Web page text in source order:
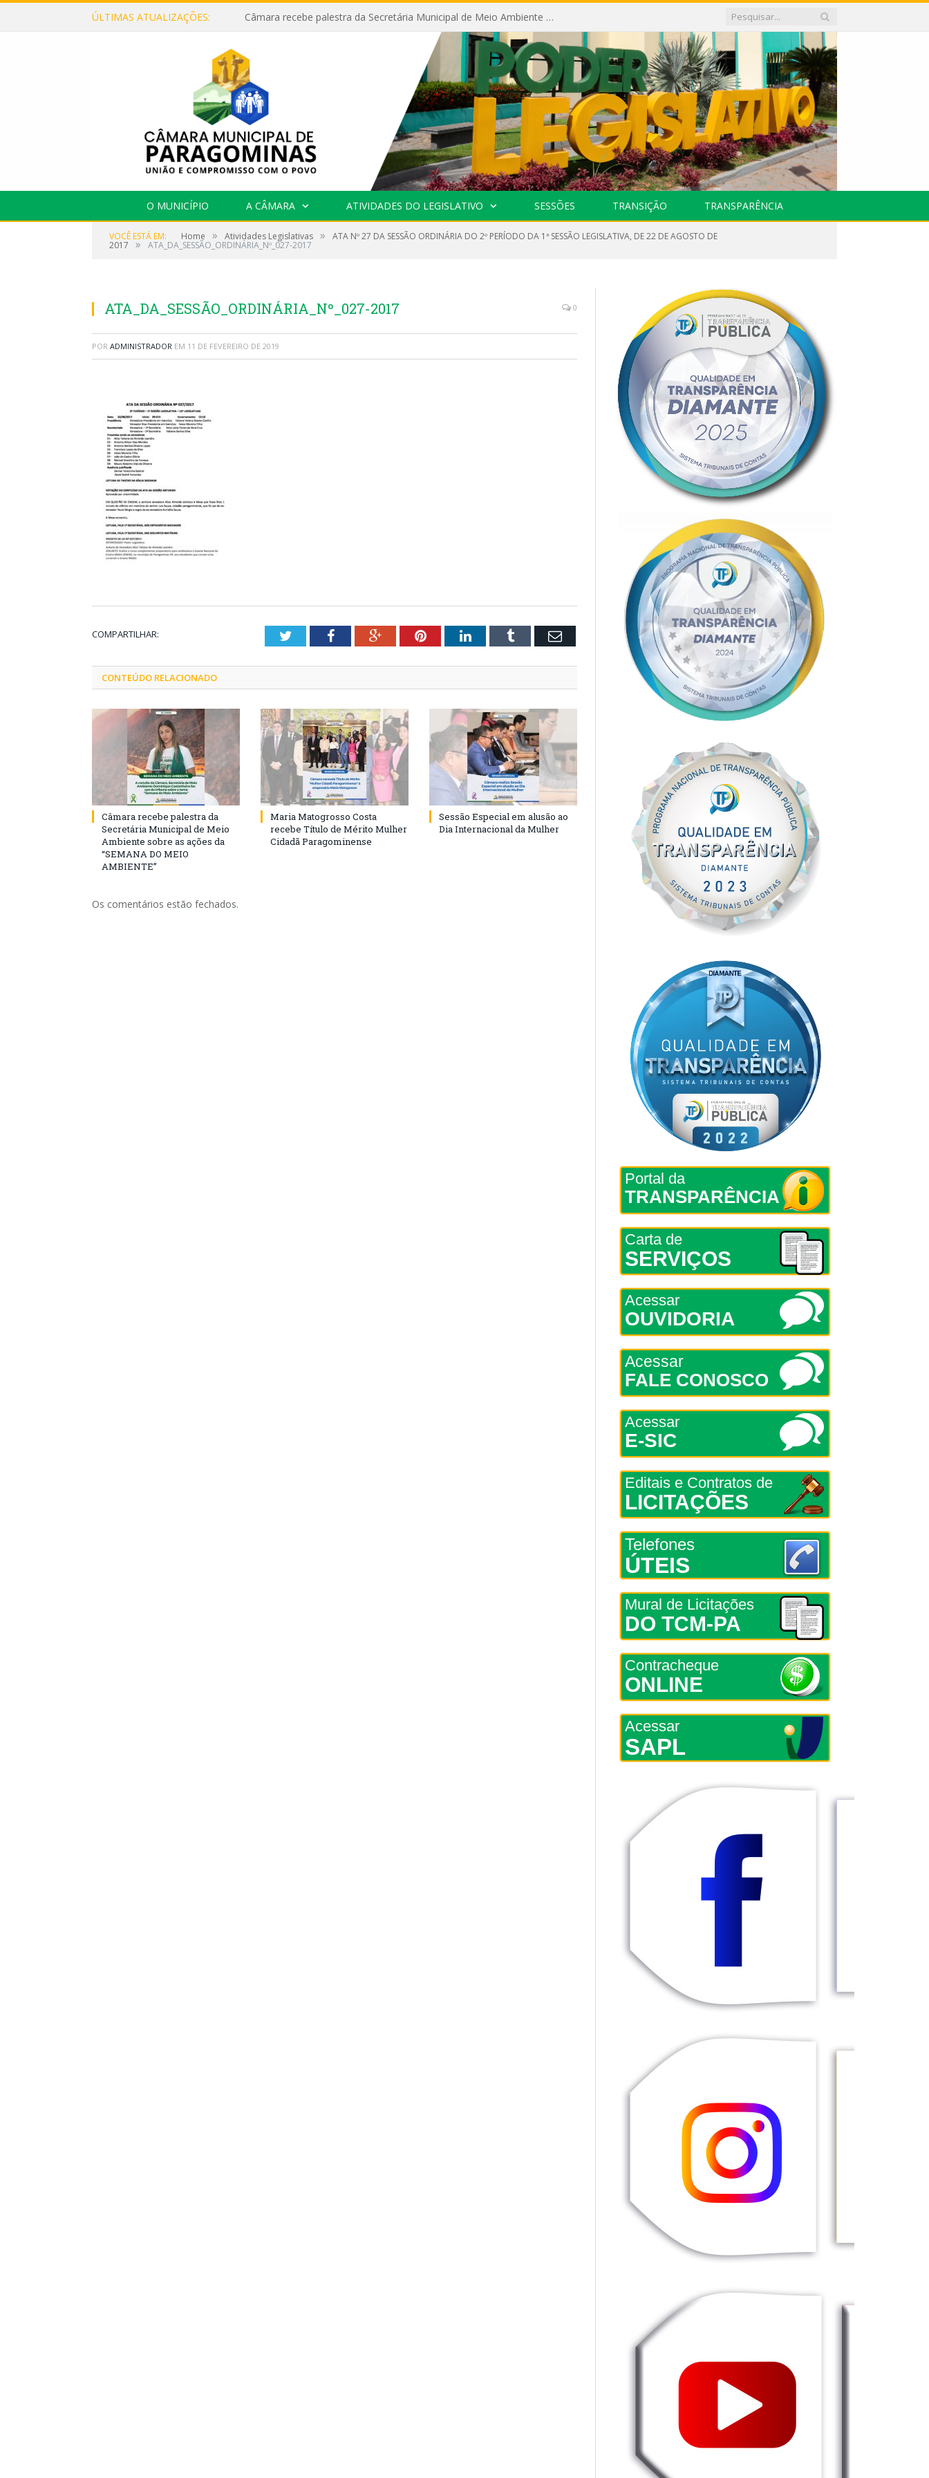
ÚLTIMAS ATUALIZAÇÕES: Câmara recebe palestra da Secretária Municipal de Meio Ambiente sobre as ações da “SEMANA DO MEIO AMBIENTE”
O MUNICÍPIO A CÂMARA ATIVIDADES DO LEGISLATIVO SESSÕES TRANSIÇÃO TRANSPARÊNCIA
VOCÊ ESTÁ EM: Home » Atividades Legislativas » ATA Nº 27 DA SESSÃO ORDINÁRIA DO 2º PERÍODO DA 1ª SESSÃO LEGISLATIVA, DE 22 DE AGOSTO DE
2017 » ATA_DA_SESSÃO_ORDINÁRIA_Nº_027-2017
ATA_DA_SESSÃO_ORDINÁRIA_Nº_027-2017 0
POR ADMINISTRADOR EM 11 DE FEVEREIRO DE 2019
COMPARTILHAR: TwitterFacebookGoogle+PinterestLinkedInTumblr Email
CONTEÚDO RELACIONADO
Câmara recebe palestra da
Secretária Municipal de Meio
Ambiente sobre as ações da
“SEMANA DO MEIO
AMBIENTE”
Maria Matogrosso Costa
recebe Título de Mérito Mulher
Cidadã Paragominense
Sessão Especial em alusão ao
Dia Internacional da Mulher
Os comentários estão fechados.
Portal da
TRANSPARÊNCIA
Carta de
SERVIÇOS
Acessar
OUVIDORIA
Acessar
FALE CONOSCO
Acessar
E-SIC
Editais e Contratos de
LICITAÇÕES
Telefones
ÚTEIS
Mural de Licitações
DO TCM-PA
Contracheque
ONLINE
Acessar
SAPL